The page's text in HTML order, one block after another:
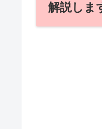
解説しま